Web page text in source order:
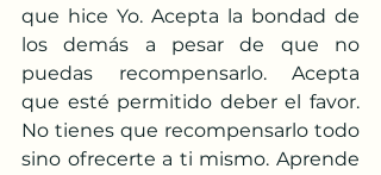
que hice Yo. Acepta la bondad de
los demás a pesar de que no
puedas recompensarlo. Acepta
que esté permitido deber el favor.
No tienes que recompensarlo todo
sino ofrecerte a ti mismo. Aprende